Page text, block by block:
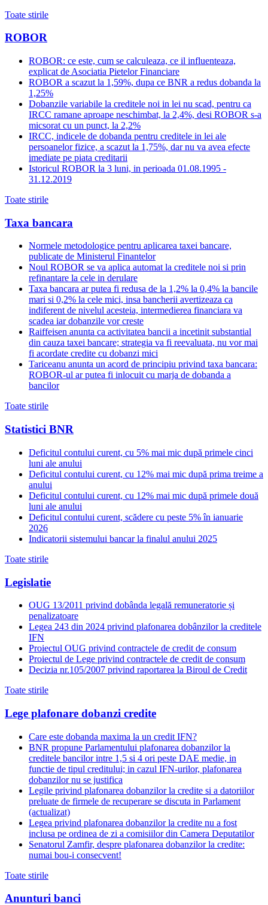
Toate stirile
ROBOR
ROBOR: ce este, cum se calculeaza, ce il influenteaza,
explicat de Asociatia Pietelor Financiare
ROBOR a scazut la 1,59%, dupa ce BNR a redus dobanda la
1,25%
Dobanzile variabile la creditele noi in lei nu scad, pentru ca
IRCC ramane aproape neschimbat, la 2,4%, desi ROBOR s-a
micsorat cu un punct, la 2,2%
IRCC, indicele de dobanda pentru creditele in lei ale
persoanelor fizice, a scazut la 1,75%, dar nu va avea efecte
imediate pe piata creditarii
Istoricul ROBOR la 3 luni, in perioada 01.08.1995 -
31.12.2019
Toate stirile
Taxa bancara
Normele metodologice pentru aplicarea taxei bancare,
publicate de Ministerul Finantelor
Noul ROBOR se va aplica automat la creditele noi si prin
refinantare la cele in derulare
Taxa bancara ar putea fi redusa de la 1,2% la 0,4% la bancile
mari si 0,2% la cele mici, insa bancherii avertizeaza ca
indiferent de nivelul acesteia, intermedierea financiara va
scadea iar dobanzile vor creste
Raiffeisen anunta ca activitatea bancii a incetinit substantial
din cauza taxei bancare; strategia va fi reevaluata, nu vor mai
fi acordate credite cu dobanzi mici
Tariceanu anunta un acord de principiu privind taxa bancara:
ROBOR-ul ar putea fi inlocuit cu marja de dobanda a
bancilor
Toate stirile
Statistici BNR
Deficitul contului curent, cu 5% mai mic după primele cinci
luni ale anului
Deficitul contului curent, cu 12% mai mic după prima treime a
anului
Deficitul contului curent, cu 12% mai mic după primele două
luni ale anului
Deficitul contului curent, scădere cu peste 5% în ianuarie
2026
Indicatorii sistemului bancar la finalul anului 2025
Toate stirile
Legislatie
OUG 13/2011 privind dobânda legală remuneratorie și
penalizatoare
Legea 243 din 2024 privind plafonarea dobânzilor la creditele
IFN
Proiectul OUG privind contractele de credit de consum
Proiectul de Lege privind contractele de credit de consum
Decizia nr.105/2007 privind raportarea la Biroul de Credit
Toate stirile
Lege plafonare dobanzi credite
Care este dobanda maxima la un credit IFN?
BNR propune Parlamentului plafonarea dobanzilor la
creditele bancilor intre 1,5 si 4 ori peste DAE medie, in
functie de tipul creditului; in cazul IFN-urilor, plafonarea
dobanzilor nu se justifica
Legile privind plafonarea dobanzilor la credite si a datoriilor
preluate de firmele de recuperare se discuta in Parlament
(actualizat)
Legea privind plafonarea dobanzilor la credite nu a fost
inclusa pe ordinea de zi a comisiilor din Camera Deputatilor
Senatorul Zamfir, despre plafonarea dobanzilor la credite:
numai bou-i consecvent!
Toate stirile
Anunturi banci